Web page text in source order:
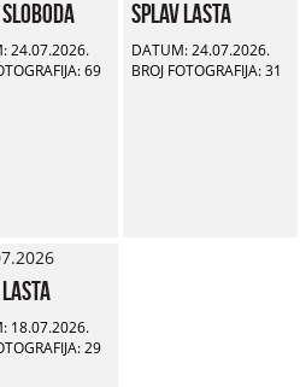
24.07.2026.
69
Splav Lasta
DATUM: 24.07.2026.
BROJ FOTOGRAFIJA: 31
18.07.2026.
29